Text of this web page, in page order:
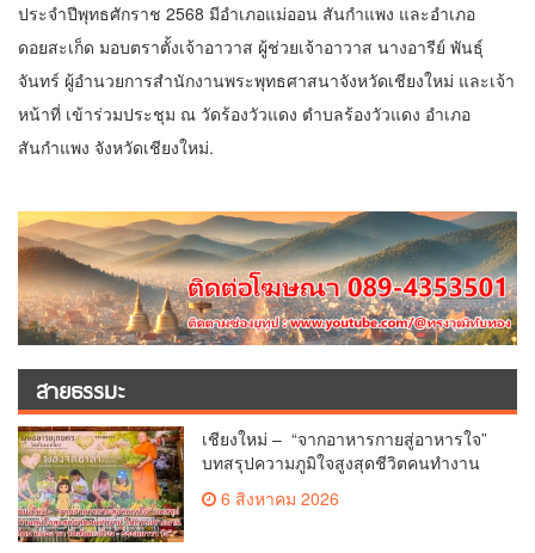
ประจำปีพุทธศักราช 2568 มีอำเภอแม่ออน สันกำแพง และอำเภอ
ดอยสะเก็ด มอบตราตั้งเจ้าอาวาส ผู้ช่วยเจ้าอาวาส นางอารีย์ พันธุ์
จันทร์ ผู้อำนวยการสำนักงานพระพุทธศาสนาจังหวัดเชียงใหม่ และเจ้า
หน้าที่ เข้าร่วมประชุม ณ วัดร้องวัวแดง ตำบลร้องวัวแดง อำเภอ
สันกำแพง จังหวัดเชียงใหม่.
สายธรรมะ
เชียงใหม่ – “จากอาหารกายสู่อาหารใจ”
บทสรุปความภูมิใจสูงสุดชีวิตคนทำงาน
เกี๋ยง – ธรรมนาวา วัง”
6 สิงหาคม 2026